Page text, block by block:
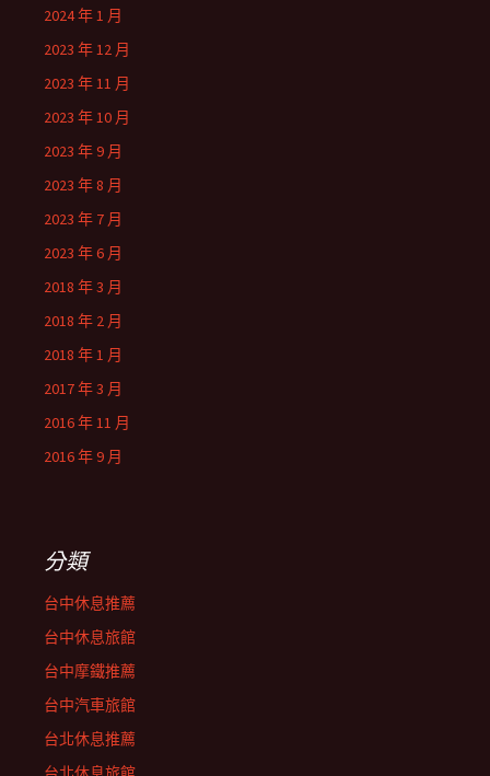
2024 年 1 月
2023 年 12 月
2023 年 11 月
2023 年 10 月
2023 年 9 月
2023 年 8 月
2023 年 7 月
2023 年 6 月
2018 年 3 月
2018 年 2 月
2018 年 1 月
2017 年 3 月
2016 年 11 月
2016 年 9 月
分類
台中休息推薦
台中休息旅館
台中摩鐵推薦
台中汽車旅館
台北休息推薦